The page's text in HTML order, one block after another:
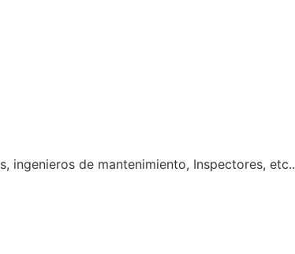
ingenieros de mantenimiento, Inspectores, etc..